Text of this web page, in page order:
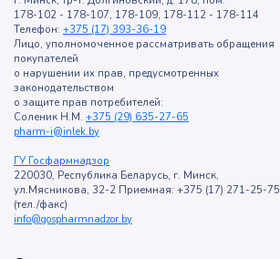
178-102 - 178-107, 178-109, 178-112 - 178-114
Телефон: +375 (17) 393-36-19
Лицо, уполномоченное рассматривать обращения
покупателей
о нарушении их прав, предусмотренных
законодательством
о защите прав потребителей:
Соленик Н.М. +375 (29) 635-27-65
pharm-i@inlek.by
ГУ Госфармнадзор
220030, Республика Беларусь, г. Минск,
ул.Мясникова, 32-2 Приемная: +375 (17) 271-25-75
(тел./факс)
info@gospharmnadzor.by